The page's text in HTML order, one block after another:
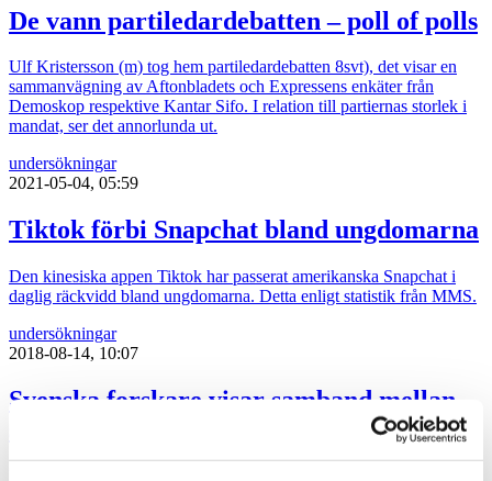
De vann partiledardebatten – poll of polls
Ulf Kristersson (m) tog hem partiledardebatten 8svt), det visar en
sammanvägning av Aftonbladets och Expressens enkäter från
Demoskop respektive Kantar Sifo. I relation till partiernas storlek i
mandat, ser det annorlunda ut.
undersökningar
2021-05-04, 05:59
Tiktok förbi Snapchat bland ungdomarna
Den kinesiska appen Tiktok har passerat amerikanska Snapchat i
daglig räckvidd bland ungdomarna. Detta enligt statistik från MMS.
undersökningar
2018-08-14, 10:07
Svenska forskare visar samband mellan
skatteparadis och miljöförstöring